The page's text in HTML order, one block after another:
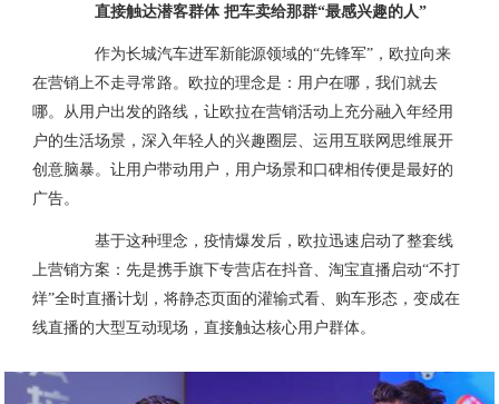
直接触达潜客群体 把车卖给那群“最感兴趣的人”
作为长城汽车进军新能源领域的“先锋军”，欧拉向来
在营销上不走寻常路。欧拉的理念是：用户在哪，我们就去
哪。从用户出发的路线，让欧拉在营销活动上充分融入年经用
户的生活场景，深入年轻人的兴趣圈层、运用互联网思维展开
创意脑暴。让用户带动用户，用户场景和口碑相传便是最好的
广告。
基于这种理念，疫情爆发后，欧拉迅速启动了整套线
上营销方案：先是携手旗下专营店在抖音、淘宝直播启动“不打
烊”全时直播计划，将静态页面的灌输式看、购车形态，变成在
线直播的大型互动现场，直接触达核心用户群体。